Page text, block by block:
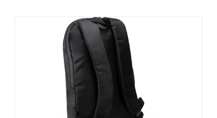
múltiples
variantes.
Las
opciones
se
pueden
elegir
página